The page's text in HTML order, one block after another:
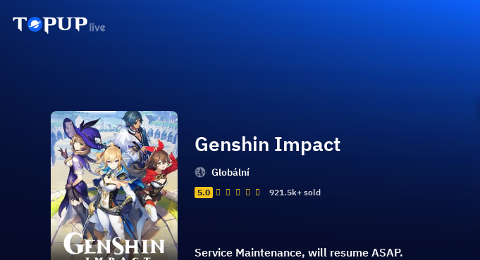
Genshin Impact
Globální
5.0 921.5k+ sold
Service Maintenance, will resume ASAP.